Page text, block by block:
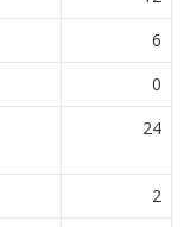
6
0
24
2